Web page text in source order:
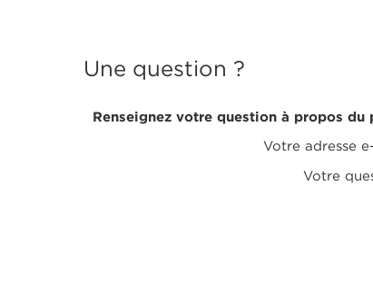
Une question ?
Renseignez votre question à propos du
Votre adresse
Votre